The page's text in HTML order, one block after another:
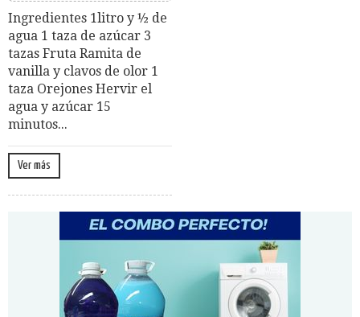
Ingredientes 1litro y ½ de
agua 1 taza de azúcar 3
tazas Fruta Ramita de
vanilla y clavos de olor 1
taza Orejones Hervir el
agua y azúcar 15
minutos...
Ver más